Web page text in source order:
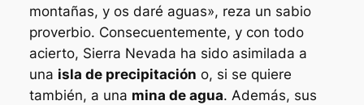
montañas, y os daré aguas», reza un sabio
proverbio. Consecuentemente, y con todo
acierto, Sierra Nevada ha sido asimilada a
una isla de precipitación o, si se quiere
también, a una mina de agua. Además, sus